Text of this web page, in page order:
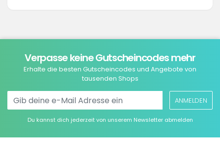
Verpasse keine Gutscheincodes mehr
Erhalte die besten Gutscheincodes und Angebote von
tausenden Shops
ANMELDEN
Du kannst dich jederzeit von unserem Newsletter abmelden